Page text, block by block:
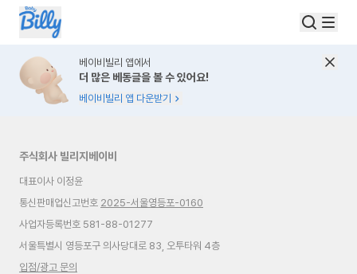
베이비빌리 앱에서
더 많은 베동글을 볼 수 있어요!
베이비빌리 앱 다운받기
주식회사 빌리지베이비
대표이사 이정윤
통신판매업신고번호 2025-서울영등포-0160
사업자등록번호 581-88-01277
서울특별시 영등포구 의사당대로 83, 오투타워 4층
입점/광고 문의